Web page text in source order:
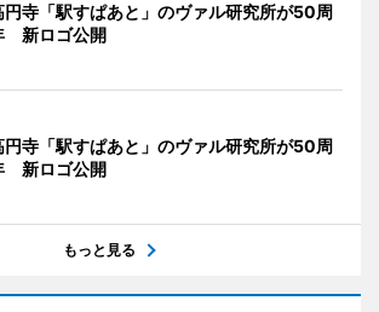
円寺「駅すぱあと」のヴァル研究所が50周
新ロゴ公開
円寺「駅すぱあと」のヴァル研究所が50周
新ロゴ公開
もっと見る